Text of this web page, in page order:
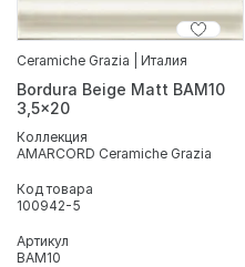
Ceramiche Grazia | Италия
Bordura Beige Matt BAM10
3,5x20
Коллекция
AMARCORD Ceramiche Grazia
Код товара
100942-5
Артикул
BAM10